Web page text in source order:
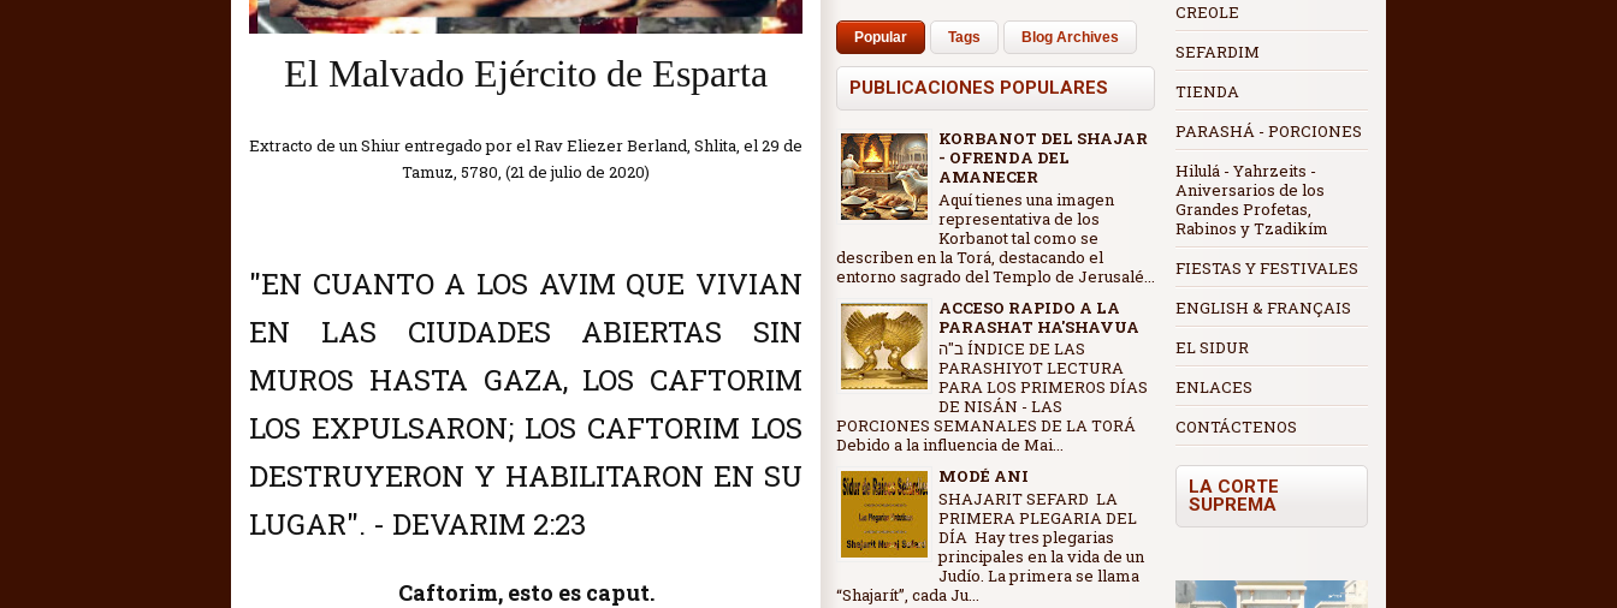
El Malvado Ejército de Esparta
Extracto de un Shiur entregado por el Rav Eliezer Berland, Shlita, el 29 de
Tamuz, 5780, (21 de julio de 2020)
"EN CUANTO A LOS AVIM QUE VIVIAN
EN LAS CIUDADES ABIERTAS SIN
MUROS HASTA GAZA, LOS CAFTORIM
LOS EXPULSARON; LOS CAFTORIM LOS
DESTRUYERON Y HABILITARON EN SU
LUGAR". - DEVARIM 2:23
Caftorim, esto es caput.
Popular Tags Blog Archives
PUBLICACIONES POPULARES
KORBANOT DEL SHAJAR
- OFRENDA DEL
AMANECER
Aquí tienes una imagen
representativa de los
Korbanot tal como se
describen en la Torá, destacando el
entorno sagrado del Templo de Jerusalé...
ACCESO RAPIDO A LA
PARASHAT HA'SHAVUA
ב"ה ÍNDICE DE LAS
PARASHIYOT LECTURA
PARA LOS PRIMEROS DÍAS
DE NISÁN - LAS
PORCIONES SEMANALES DE LA TORÁ
Debido a la influencia de Mai...
MODÉ ANI
SHAJARIT SEFARD LA
PRIMERA PLEGARIA DEL
DÍA Hay tres plegarias
principales en la vida de un
Judío. La primera se llama
“Shajarít”, cada Ju...
CREOLE
SEFARDIM
TIENDA
PARASHÁ - PORCIONES
Hilulá - Yahrzeits -
Aniversarios de los
Grandes Profetas,
Rabinos y Tzadikím
FIESTAS Y FESTIVALES
ENGLISH & FRANÇAIS
EL SIDUR
ENLACES
CONTÁCTENOS
LA CORTE
SUPREMA